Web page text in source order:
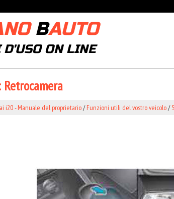
BAUTO
ON LINE
i20 - Manuale del proprietario/Funzioni utili del vostro veicolo/